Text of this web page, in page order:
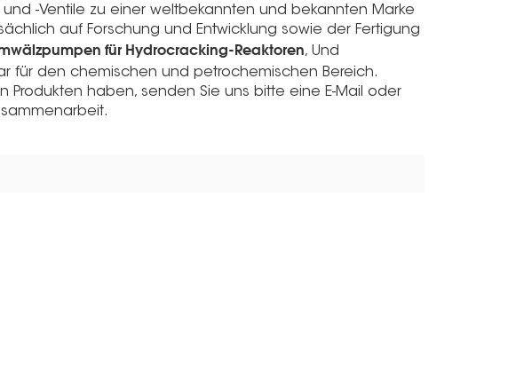
-Ventile zu einer weltbekannten und bekannten Marke
auf Forschung und Entwicklung sowie der Fertigung
für Hydrocracking-Reaktoren, Und
für den chemischen und petrochemischen Bereich.
Produkten haben, senden Sie uns bitte eine E-Mail oder